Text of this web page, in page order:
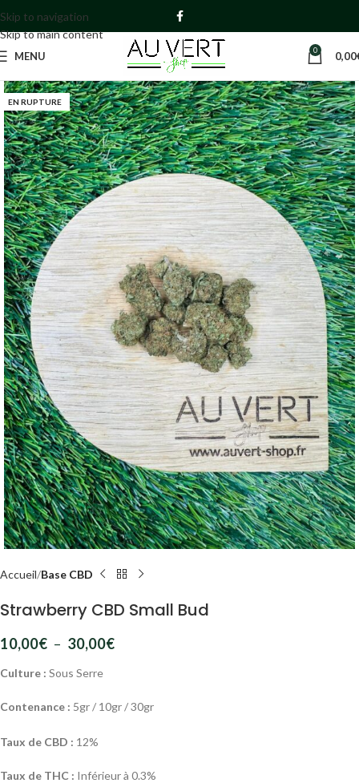
Skip to navigation
Skip to main content
MENU 0 0,00
EN RUPTURE
Accueil Base CBD
Strawberry CBD Small Bud
10,00€ – 30,00€
Culture : Sous Serre
Contenance : 5gr / 10gr / 30gr
Taux de CBD : 12%
Taux de THC : Inférieur à 0.3%